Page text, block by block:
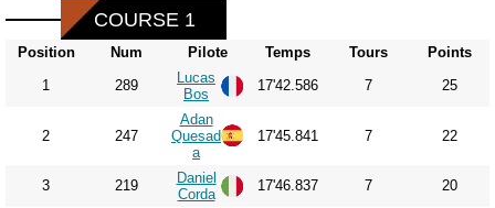
COURSE 1
Position Num Pilote Temps Tours Points
1 289
Lucas
Bos
17'42.586 7 25
2 247
Adan
Quesad
a
17'45.841 7 22
3 219
Daniel
Corda
17'46.837 7 20